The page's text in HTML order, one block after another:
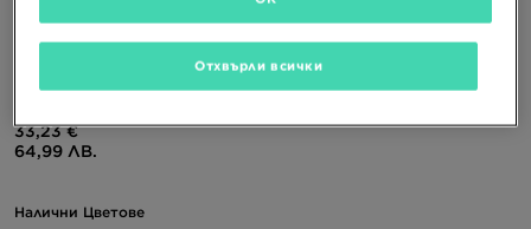
Супер оферта
NIKE СУИТЧЪР M NSW CLUB HOODIE PO BB
33,23 €
64,99 ЛВ.
Налични Цветове
Отхвърли всички